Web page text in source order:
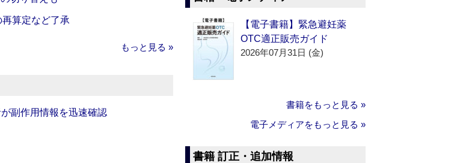
再算定など了承
もっと見る »
副作用情報を迅速確認
【電子書籍】緊急避妊薬
OTC適正販売ガイド
2026年07月31日 (金)
書籍をもっと見る »
電子メディアをもっと見る »
書籍 訂正・追加情報